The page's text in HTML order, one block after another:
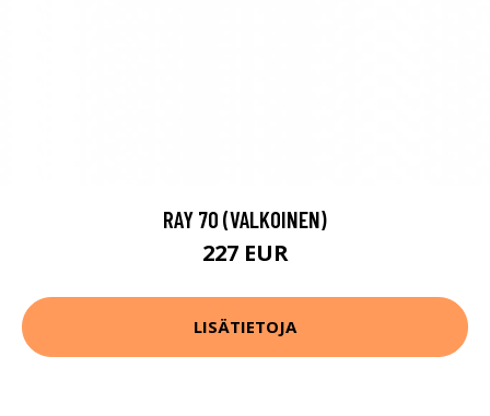
RAY 70 (VALKOINEN)
227 EUR
LISÄTIETOJA